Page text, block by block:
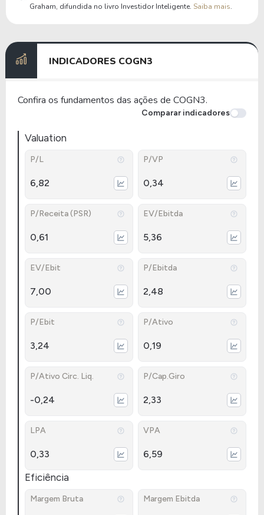
Graham, difundida no livro Investidor Inteligente. Saiba mais.
INDICADORES COGN3
Confira os fundamentos das ações de COGN3.
Comparar indicadores
Valuation
P/L
6,82
P/VP
0,34
P/Receita (PSR)
0,61
EV/Ebitda
5,36
EV/Ebit
7,00
P/Ebitda
2,48
P/Ebit
3,24
P/Ativo
0,19
P/Ativo Circ. Liq.
-0,24
P/Cap.Giro
2,33
LPA
0,33
VPA
6,59
Eficiência
Margem Bruta Margem Ebitda